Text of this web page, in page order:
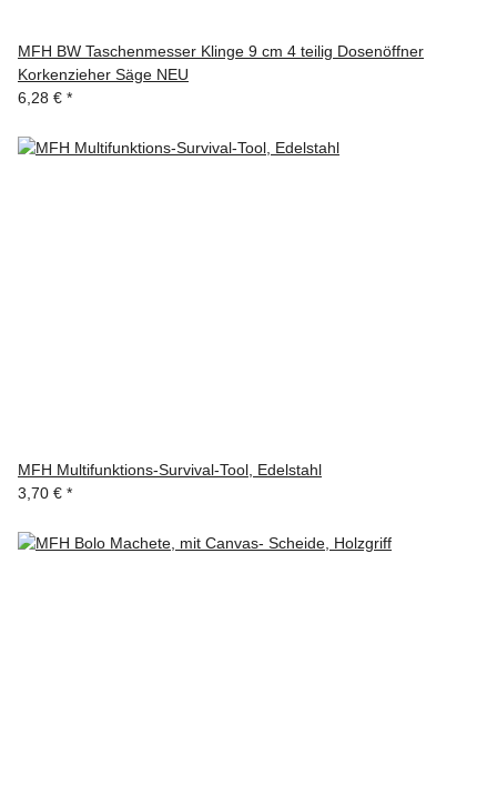
MFH BW Taschenmesser Klinge 9 cm 4 teilig Dosenöffner
Korkenzieher Säge NEU
6,28 € *
MFH Multifunktions-Survival-Tool, Edelstahl
3,70 € *